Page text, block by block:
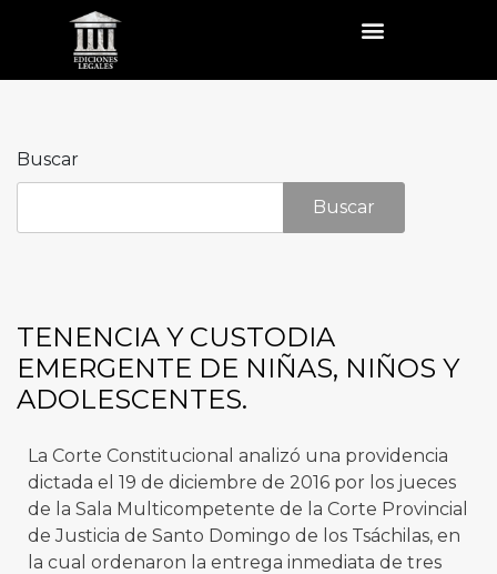
Buscar
Buscar
TENENCIA Y CUSTODIA
EMERGENTE DE NIÑAS, NIÑOS Y
ADOLESCENTES.
La Corte Constitucional analizó una providencia
dictada el 19 de diciembre de 2016 por los jueces
de la Sala Multicompetente de la Corte Provincial
de Justicia de Santo Domingo de los Tsáchilas, en
la cual ordenaron la entrega inmediata de tres